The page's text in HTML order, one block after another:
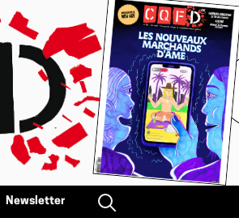
Newsletter